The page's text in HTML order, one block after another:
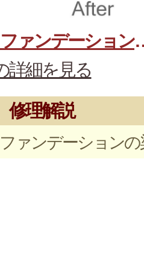
綿 セーター
詳細を見る
修理解説
ンデーションの